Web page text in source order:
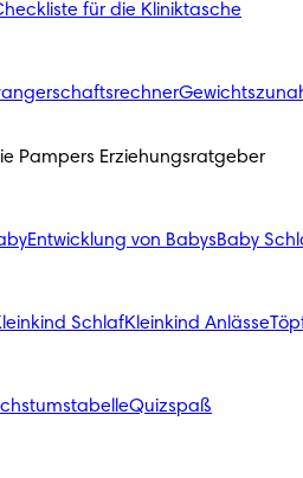
für die Kliniktasche
Pampers Erziehungsratgeber
Entwicklung von BabysBaby
SchlafKleinkind Anlässe
Quizspaß